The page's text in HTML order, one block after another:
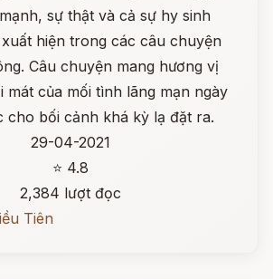
sự thật và cả sự hy sinh
hiện trong các câu chuyện
Câu chuyện mang hương vị
mát của mối tình lãng mạn ngày
cho bối cảnh khá kỳ lạ đặt ra.
29-04-2021
⭐ 4.8
2,384 lượt đọc
Tiên